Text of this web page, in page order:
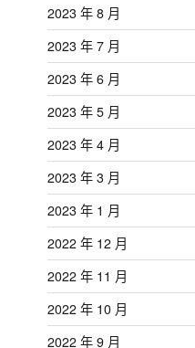
2023 年 8 月
2023 年 7 月
2023 年 6 月
2023 年 5 月
2023 年 4 月
2023 年 3 月
2023 年 1 月
2022 年 12 月
2022 年 11 月
2022 年 10 月
2022 年 9 月